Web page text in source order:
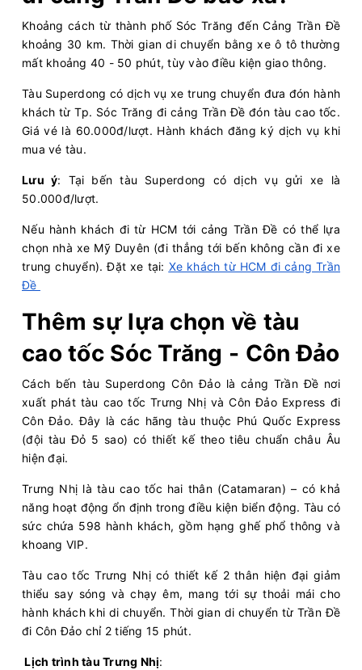
Khoảng cách từ thành phố Sóc Trăng đến Cảng Trần Đề
khoảng 30 km. Thời gian di chuyển bằng xe ô tô thường
mất khoảng 40 - 50 phút, tùy vào điều kiện giao thông.
Tàu Superdong có dịch vụ xe trung chuyển đưa đón hành
khách từ Tp. Sóc Trăng đi cảng Trần Đề đón tàu cao tốc.
Giá vé là 60.000đ/lượt. Hành khách đăng ký dịch vụ khi
mua vé tàu.
Lưu ý: Tại bến tàu Superdong có dịch vụ gửi xe là
50.000đ/lượt.
Nếu hành khách đi từ HCM tới cảng Trần Đề có thể lựa
chọn nhà xe Mỹ Duyên (đi thẳng tới bến không cần đi xe
trung chuyển). Đặt xe tại: Xe khách từ HCM đi cảng Trần
Đề
Thêm sự lựa chọn về tàu
cao tốc Sóc Trăng - Côn Đảo
Cách bến tàu Superdong Côn Đảo là cảng Trần Đề nơi
xuất phát tàu cao tốc Trưng Nhị và Côn Đảo Express đi
Côn Đảo. Đây là các hãng tàu thuộc Phú Quốc Express
(đội tàu Đỏ 5 sao) có thiết kế theo tiêu chuẩn châu Âu
hiện đại.
Trưng Nhị là tàu cao tốc hai thân (Catamaran) – có khả
năng hoạt động ổn định trong điều kiện biển động. Tàu có
sức chứa 598 hành khách, gồm hạng ghế phổ thông và
khoang VIP.
Tàu cao tốc Trưng Nhị có thiết kế 2 thân hiện đại giảm
thiểu say sóng và chạy êm, mang tới sự thoải mái cho
hành khách khi di chuyển. Thời gian di chuyển từ Trần Đề
đi Côn Đảo chỉ 2 tiếng 15 phút.
Lịch trình tàu Trưng Nhị: